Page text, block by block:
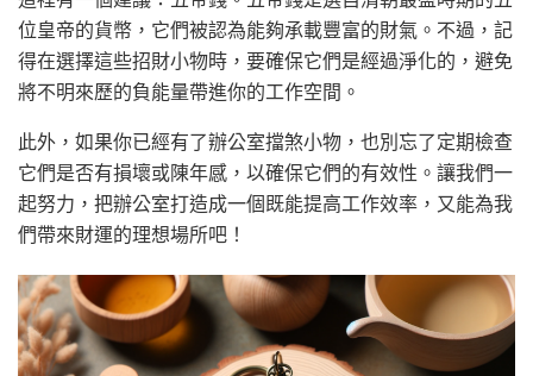
位皇帝的貨幣，它們被認為能夠承載豐富的財氣。不過，記
得在選擇這些招財小物時，要確保它們是經過淨化的，避免
將不明來歷的負能量帶進你的工作空間。
此外，如果你已經有了辦公室擋煞小物，也別忘了定期檢查
它們是否有損壞或陳年感，以確保它們的有效性。讓我們一
起努力，把辦公室打造成一個既能提高工作效率，又能為我
們帶來財運的理想場所吧！